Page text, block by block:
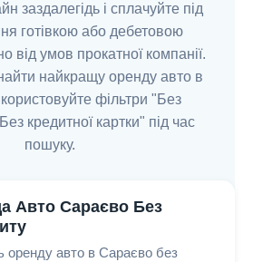
заздалегідь і сплачуйте під
готівкою або дебетовою
від умов прокатної компанії.
найкращу оренду авто в
фільтри "Без
кредитної картки" під час
пошуку.
Авто Сараєво Без
оренду авто в Сараєво без